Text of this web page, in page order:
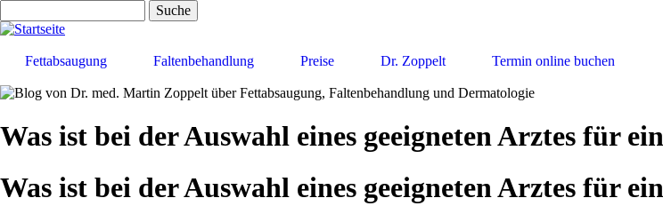
zum
Inhalt
Fettabsaugung Faltenbehandlung Preise Dr. Zoppelt Termin online buchen
Was ist bei der Auswahl eines geeigneten Arztes für
Was ist bei der Auswahl eines geeigneten Arztes für